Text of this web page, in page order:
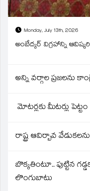
Monday, July 13th, 2026
అంబేద్కర్ విగ్రహాన్ని
అన్ని వర్గాల ప్రజలను
మోటర్లకు మీటర్లు పెట్టం
రాష్ట్ర ఆవిర్బావ
బొక్కతింటూ.. పుట్టిన
లొంగుబాటు